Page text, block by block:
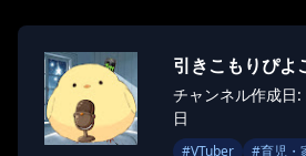
引きこもりぴよ
チャンネル作成日
日
#VTuber #育児・